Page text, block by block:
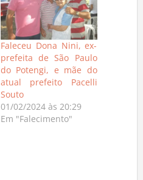
Faleceu Dona Nini, ex-
prefeita de São Paulo
do Potengi, e mãe do
atual prefeito Pacelli
Souto
01/02/2024 às 20:29
Em "Falecimento"